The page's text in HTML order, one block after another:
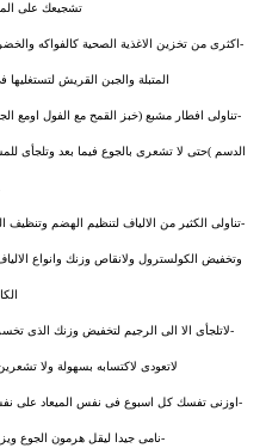
تشجيعك على
-اكثرى من تخزين الاغذية الصحية كالفواكه
المتبلة والجبن القريش
-تناولى افطار مشبع (خبز القمح مع الفول اومع
الدسم )حتى لا تشعرى بالجوع فيما بعد وتلجأى
-تناولى الكثير من الالياف لتنظيم الهضم
وتخفيض الكولسترول ولانقاص وزنك وانواع
-لاتلجأى الا الى الرجيم لتخفيض وزنك الذى
لاتعودى لاكتسابه بسهولة ولا
-اوزنى تفسك كل اسبوع فى نفس الميعاد على
-نامى جيدا ليقل هرمون الجوع